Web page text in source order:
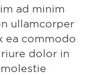
ad minim
ullamcorper
ea commodo
dolor in